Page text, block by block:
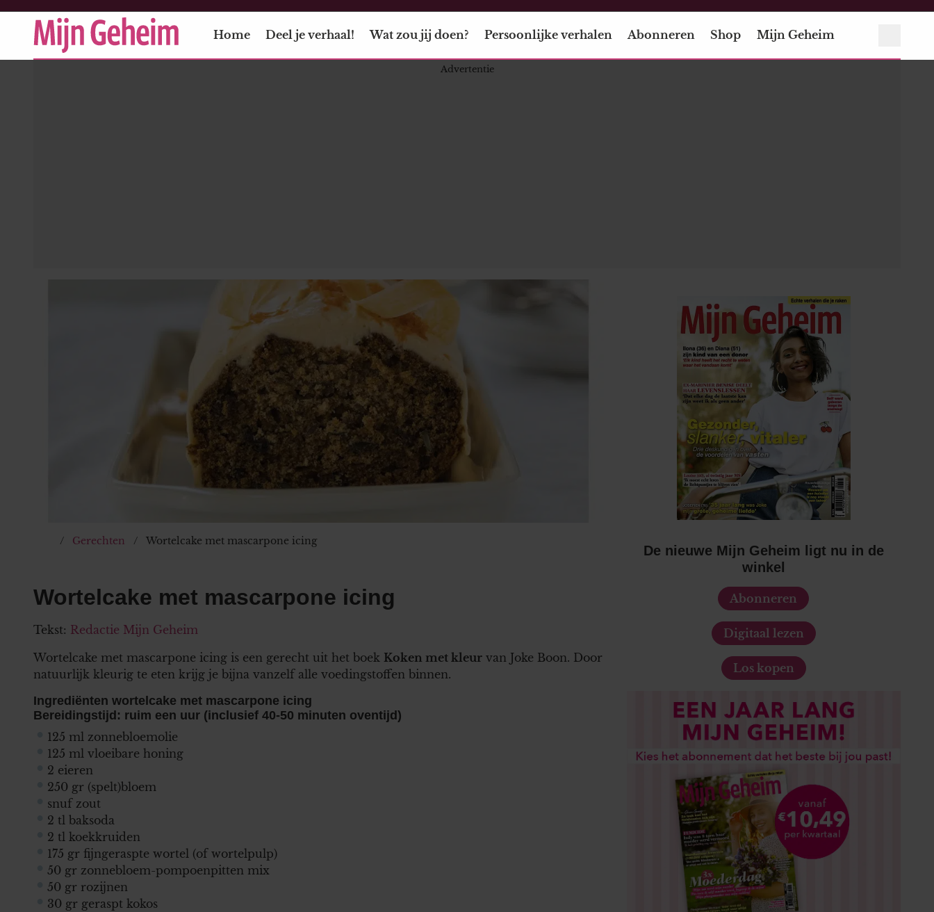
Home Deel je verhaal! Wat zou jij doen? Persoonlijke verhalen Abonneren Shop Mijn Geheim
Gerechten Wortelcake met mascarpone icing
Wortelcake met mascarpone icing
Tekst: Redactie Mijn Geheim
Wortelcake met mascarpone icing is een gerecht uit het boek Koken met kleur van Joke Boon. Door
natuurlijk kleurig te eten krijg je bijna vanzelf alle voedingstoffen binnen.
Ingrediënten wortelcake met mascarpone icing
Bereidingstijd: ruim een uur (inclusief 40-50 minuten oventijd)
125 ml zonnebloemolie
125 ml vloeibare honing
2 eieren
250 gr (spelt)bloem
snuf zout
2 tl baksoda
2 tl koekkruiden
175 gr fijngeraspte wortel (of wortelpulp)
50 gr zonnebloem-pompoenpitten mix
50 gr rozijnen
30 gr geraspt kokos
De nieuwe Mijn Geheim ligt nu in de
winkel
Abonneren
Digitaal lezen
Los kopen